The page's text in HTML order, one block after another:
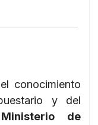
conocimiento
y del
de